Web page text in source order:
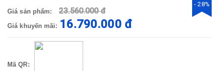
Giá sản phẩm: 23.560.000 đ
Giá khuyến mãi: 16.790.000 đ
- 28%
Mã QR: